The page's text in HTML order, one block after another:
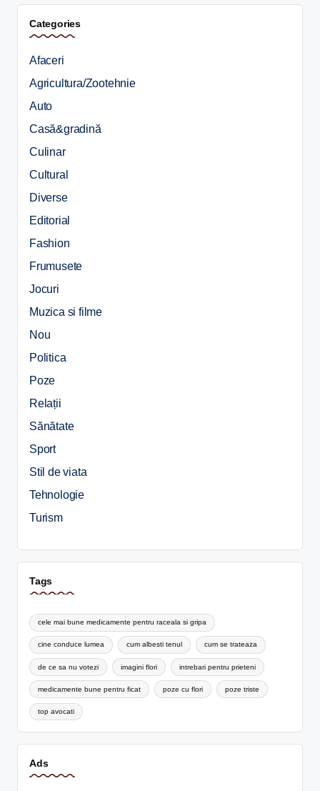
Categories
Afaceri
Agricultura/Zootehnie
Auto
Casă&gradină
Culinar
Cultural
Diverse
Editorial
Fashion
Frumusete
Jocuri
Muzica si filme
Nou
Politica
Poze
Relații
Sănătate
Sport
Stil de viata
Tehnologie
Turism
Tags
cele mai bune medicamente pentru raceala si gripa
cine conduce lumea cum albesti tenul cum se trateaza
de ce sa nu votezi imagini flori intrebari pentru prieteni
medicamente bune pentru ficat poze cu flori poze triste
top avocati
Ads